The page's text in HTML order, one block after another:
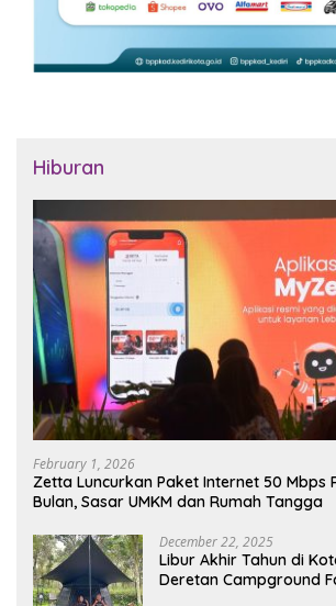
Hiburan
February 1, 2026
Zetta Luncurkan Paket Internet 50 Mbps
Bulan, Sasar UMKM dan Rumah Tangga
December 22, 2025
Libur Akhir Tahun di
Deretan Campground